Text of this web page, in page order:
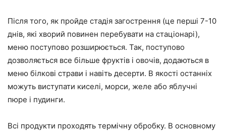
Після того, як пройде стадія загострення (це перші 7-10
днів, які хворий повинен перебувати на стаціонарі),
меню поступово розширюється. Так, поступово
дозволяється все більше фруктів і овочів, додаються в
меню білкові страви і навіть десерти. В якості останніх
можуть виступати киселі, морси, желе або яблучні
пюре і пудинги.
Всі продукти проходять термічну обробку. В основному